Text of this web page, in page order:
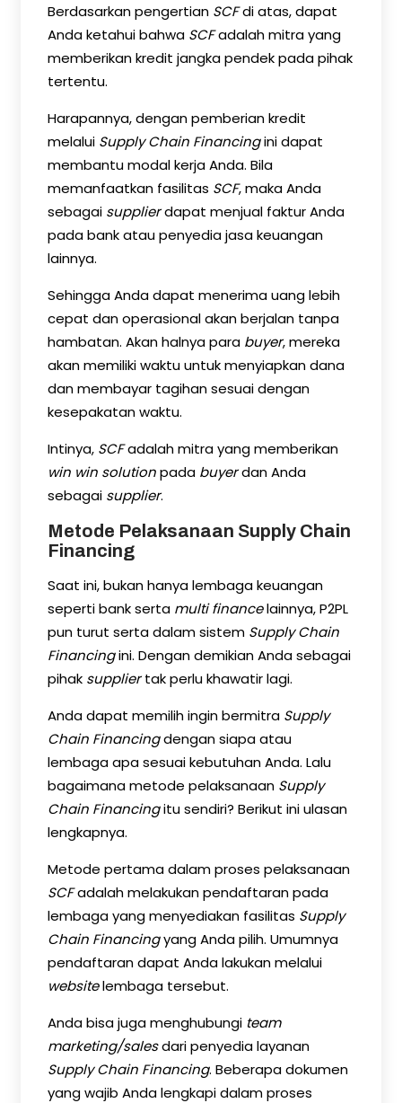
Berdasarkan pengertian SCFdi atas, dapat
Anda ketahui bahwa SCFadalah mitra yang
memberikan kredit jangka pendek pada pihak
tertentu.
Harapannya, dengan pemberian kredit
melalui Supply Chain Financingini dapat
membantu modal kerja Anda. Bila
memanfaatkan fasilitas SCF, maka Anda
sebagai supplierdapat menjual faktur Anda
pada bank atau penyedia jasa keuangan
lainnya.
Sehingga Anda dapat menerima uang lebih
cepat dan operasional akan berjalan tanpa
hambatan. Akan halnya para buyer, mereka
akan memiliki waktu untuk menyiapkan dana
dan membayar tagihan sesuai dengan
kesepakatan waktu.
Intinya, SCFadalah mitra yang memberikan
win win solutionpada buyerdan Anda
sebagai supplier.
Metode Pelaksanaan Supply Chain
Financing
Saat ini, bukan hanya lembaga keuangan
seperti bank serta multi financelainnya, P2PL
pun turut serta dalam sistem Supply Chain
Financingini. Dengan demikian Anda sebagai
pihak suppliertak perlu khawatir lagi.
Anda dapat memilih ingin bermitra Supply
Chain Financingdengan siapa atau
lembaga apa sesuai kebutuhan Anda. Lalu
bagaimana metode pelaksanaan Supply
Chain Financingitu sendiri? Berikut ini ulasan
lengkapnya.
Metode pertama dalam proses pelaksanaan
SCFadalah melakukan pendaftaran pada
lembaga yang menyediakan fasilitas Supply
Chain Financingyang Anda pilih. Umumnya
pendaftaran dapat Anda lakukan melalui
websitelembaga tersebut.
Anda bisa juga menghubungi team
marketing/salesdari penyedia layanan
Supply Chain Financing. Beberapa dokumen
yang wajib Anda lengkapi dalam proses